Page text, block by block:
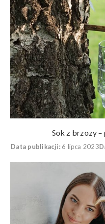
Sok z brzozy
Data publikacji: 6 lipca 2023